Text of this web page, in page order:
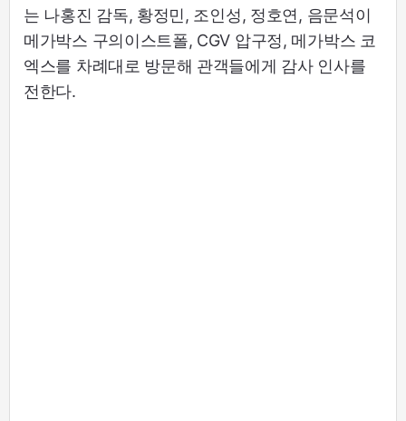
는 나홍진 감독, 황정민, 조인성, 정호연, 음문석이
메가박스 구의이스트폴, CGV 압구정, 메가박스 코
엑스를 차례대로 방문해 관객들에게 감사 인사를
전한다.